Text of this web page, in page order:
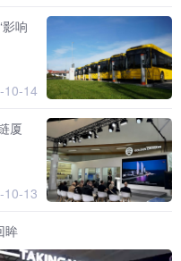
响
10-14
厦
10-13
眸